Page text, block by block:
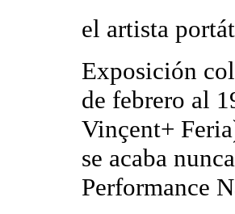
el artista
Exposición
de febrero al
Vinçent+
se acaba
Performance